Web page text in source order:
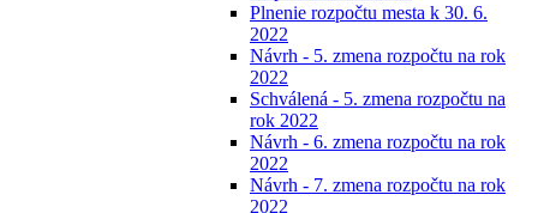
Plnenie rozpočtu mesta k 30. 6.
2022
Návrh - 5. zmena rozpočtu na rok
2022
Schválená - 5. zmena rozpočtu na
rok 2022
Návrh - 6. zmena rozpočtu na rok
2022
Návrh - 7. zmena rozpočtu na rok
2022